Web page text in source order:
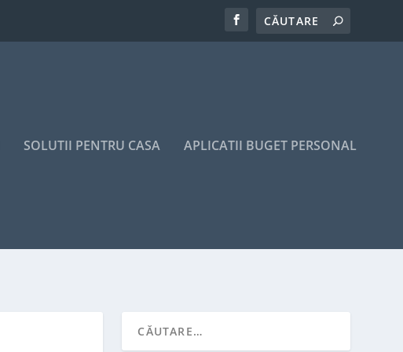
SOLUTII PENTRU CASA APLICATII BUGET PERSONAL